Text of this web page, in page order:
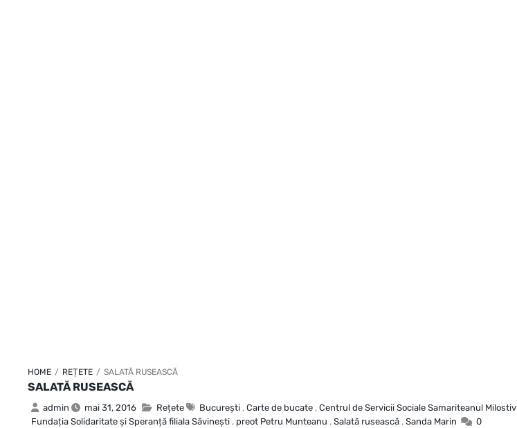
HOME / REȚETE / SALATĂ RUSEASCĂ
SALATĂ RUSEASCĂ
admin mai 31, 2016 Rețete Bucureşti , Carte de bucate , Centrul de Servicii Sociale Samariteanul Milostiv
Fundaţia Solidaritate şi Speranţă filiala Săvineşti , preot Petru Munteanu , Salată rusească , Sanda Marin 0